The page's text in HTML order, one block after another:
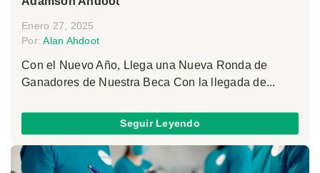
Enero 27, 2025
Por:Alan Ahdoot
Con el Nuevo Año, Llega una Nueva Ronda de
Ganadores de Nuestra Beca Con la llegada de...
Seguir Leyendo